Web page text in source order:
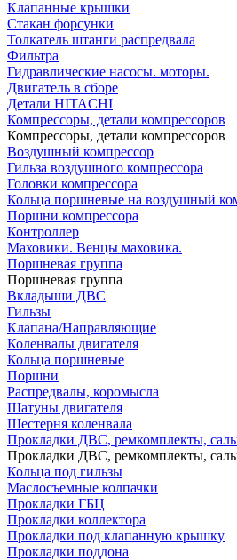
Клапанные крышки
Стакан форсунки
Толкатель штанги распредвала
Фильтра
Гидравлические насосы. моторы.
Двигатель в сборе
Детали HITACHI
Компрессоры, детали компрессоров
Компрессоры, детали компрессоров
Воздушный компрессор
Гильза воздушного компрессора
Головки компрессора
Кольца поршневые на воздушный
Поршни компрессора
Контроллер
Маховики. Венцы маховика.
Поршневая группа
Поршневая группа
Вкладыши ДВС
Гильзы
Клапана/Направляющие
Коленвалы двигателя
Кольца поршневые
Поршни
Распредвалы, коромысла
Шатуны двигателя
Шестерня коленвала
Прокладки ДВС, ремкомплекты,
Прокладки ДВС, ремкомплекты,
Кольца под гильзы
Маслосъемные колпачки
Прокладки ГБЦ
Прокладки коллектора
Прокладки под клапанную крышку
Прокладки поддона